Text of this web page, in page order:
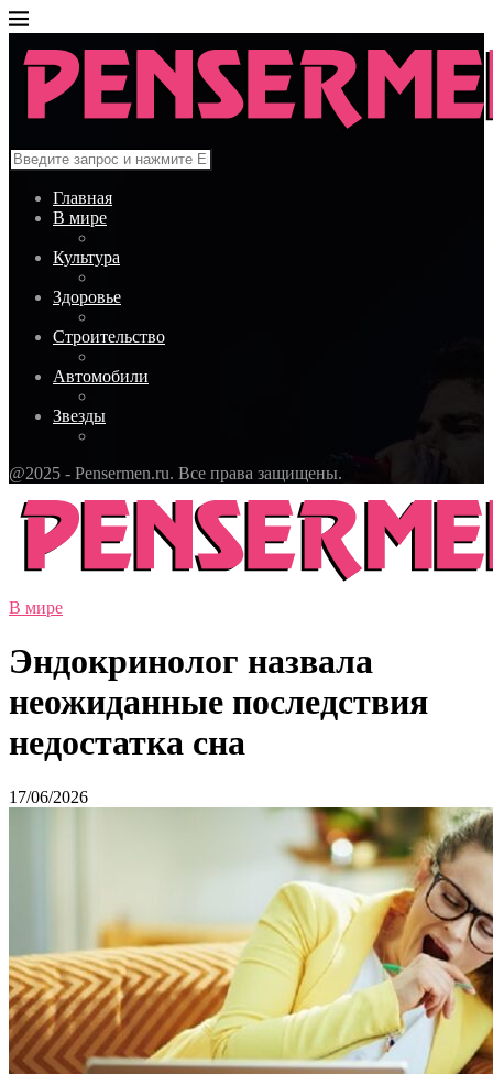
Главная
В мире
Культура
Здоровье
Строительство
Автомобили
Звезды
@2025 - Pensermen.ru. Все права защищены.
В мире
Эндокринолог назвала
неожиданные последствия
недостатка сна
17/06/2026